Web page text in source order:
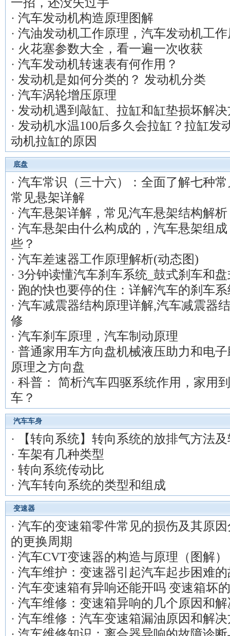
· 汽车发动机构造原理图解
· 汽油发动机工作原理，汽车发动机工
· 火花塞参数大全，看一遍一次收获
· 汽车发动机转速表有何作用？
· 发动机是如何分类的？ 发动机分类
· 汽车涡轮增压原理
· 发动机遇到敲缸、拉缸和缸垫损坏解
· 发动机水温100后多久会拉缸？拉缸发
动机拉缸的原因
底盘
· 汽车常识（三十六）：全面了解七种
常见悬架详解
· 汽车悬架详解，常见汽车悬架结构解析
· 汽车悬架由什么构成的，汽车悬架组
些？
· 汽车差速器工作原理解析(动态图)
· 3分钟读懂汽车刹车系统_鼓式刹车和
· 跑的快也要停的住：详解汽车的刹车系
· 汽车减震器结构原理详解,汽车减震器
修
· 汽车刹车原理，汽车制动原理
· 普通家用车方向盘机械液压助力和电
原理之方向盘
· 科普： 简析汽车四驱系统作用，家用
车？
汽车车身
·
【转向系统】转向系统的放排气方法
· 车架有几种类型
· 转向系统传动比
· 汽车转向系统的类型和组成
变速器
· 汽车的变速箱零件常见的损伤及其原
的更换周期
· 汽车CVT变速器的构造与原理（图解）
· 汽车维护：变速器引起汽车起步困难
· 汽车变速箱有异响还能开吗 变速箱坏
· 汽车维修：变速箱异响的几个原因和
· 汽车维修：汽车变速箱漏油原因和解